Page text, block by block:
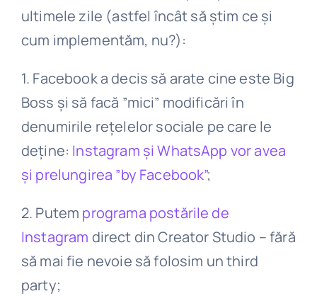
ultimele zile (astfel încât să știm ce și
cum implementăm, nu?):
1. Facebook a decis să arate cine este Big
Boss și să facă ”mici” modificări în
denumirile rețelelor sociale pe care le
deține: Instagram și WhatsApp vor avea
și prelungirea ”by Facebook”;
2. Putem programa postările de
Instagram direct din Creator Studio – fără
să mai fie nevoie să folosim un third
party;